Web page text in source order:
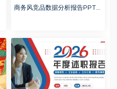
商务风竞品数据分析报告PPT